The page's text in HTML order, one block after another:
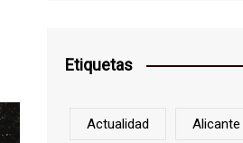
Etiquetas
Actualidad Alicante